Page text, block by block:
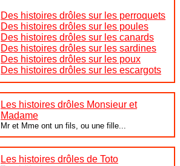
Des histoires drôles sur les perroquets
Des histoires drôles sur les poules
Des histoires drôles sur les canards
Des histoires drôles sur les sardines
Des histoires drôles sur les poux
Des histoires drôles sur les escargots
Les histoires drôles Monsieur et
Madame
Mr et Mme ont un fils, ou une fille...
Les histoires drôles de Toto